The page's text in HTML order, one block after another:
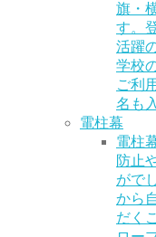
旗・
す。
活躍
学校
ご利
名も
電柱幕
電柱
防止
がで
から
だく